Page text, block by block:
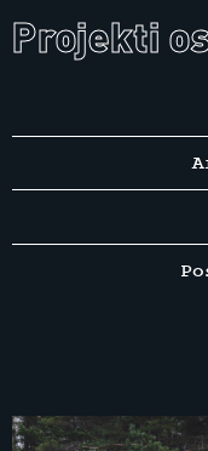
Projekti